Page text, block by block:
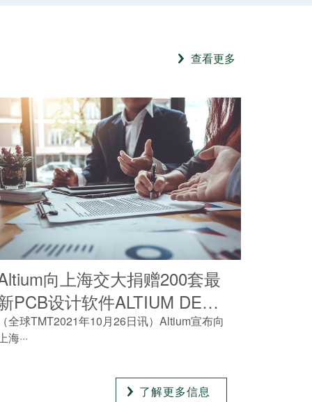
查看更多
向上海交大捐赠200套最
PCB设计软件ALTIUM DESI
21
全球TMT2021年10月26日讯）Altium宣布向
海···
了解更多信息